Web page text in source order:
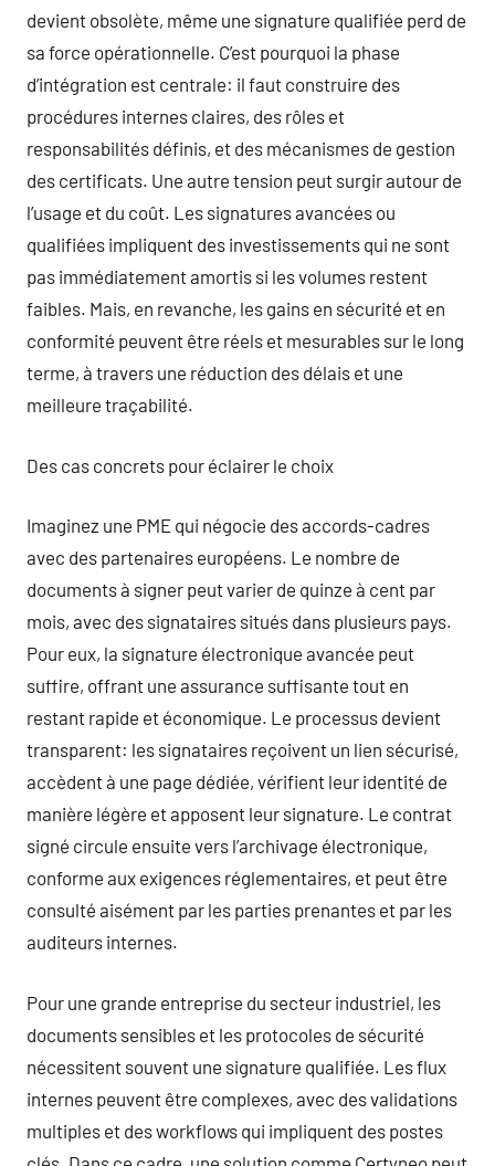
devient obsolète, même une signature qualifiée perd de
sa force opérationnelle. C’est pourquoi la phase
d’intégration est centrale: il faut construire des
procédures internes claires, des rôles et
responsabilités définis, et des mécanismes de gestion
des certificats. Une autre tension peut surgir autour de
l’usage et du coût. Les signatures avancées ou
qualifiées impliquent des investissements qui ne sont
pas immédiatement amortis si les volumes restent
faibles. Mais, en revanche, les gains en sécurité et en
conformité peuvent être réels et mesurables sur le long
terme, à travers une réduction des délais et une
meilleure traçabilité.
Des cas concrets pour éclairer le choix
Imaginez une PME qui négocie des accords-cadres
avec des partenaires européens. Le nombre de
documents à signer peut varier de quinze à cent par
mois, avec des signataires situés dans plusieurs pays.
Pour eux, la signature électronique avancée peut
suffire, offrant une assurance suffisante tout en
restant rapide et économique. Le processus devient
transparent: les signataires reçoivent un lien sécurisé,
accèdent à une page dédiée, vérifient leur identité de
manière légère et apposent leur signature. Le contrat
signé circule ensuite vers l’archivage électronique,
conforme aux exigences réglementaires, et peut être
consulté aisément par les parties prenantes et par les
auditeurs internes.
Pour une grande entreprise du secteur industriel, les
documents sensibles et les protocoles de sécurité
nécessitent souvent une signature qualifiée. Les flux
internes peuvent être complexes, avec des validations
multiples et des workflows qui impliquent des postes